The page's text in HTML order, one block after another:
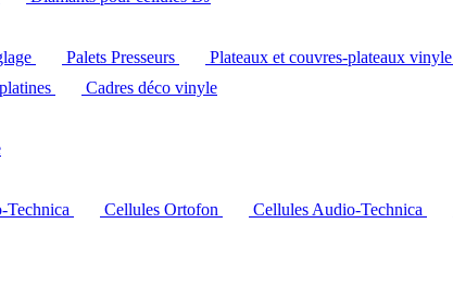
Palets Presseurs Plateaux et couvres-plateaux vinyle
Cadres déco vinyle
Technica Cellules Ortofon Cellules Audio-Technica